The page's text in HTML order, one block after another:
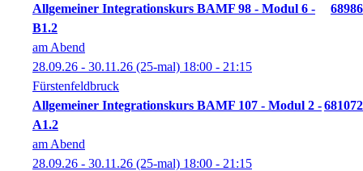
Allgemeiner Integrationskurs BAMF 98 - Modul 6 -
B1.2
68986
am Abend
28.09.26 - 30.11.26 (25-mal) 18:00 - 21:15
Fürstenfeldbruck
Allgemeiner Integrationskurs BAMF 107 - Modul 2 -
A1.2
681072
am Abend
28.09.26 - 30.11.26 (25-mal) 18:00 - 21:15